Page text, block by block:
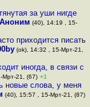
за уши нигде
Аноним (40), 14:19 , 15-
приходится писать
(ok), 14:32 , 15-Мрт-21,
иногда, в связи с
Мрт-21, (67) +1
новые слова, у меня
(40), 15:57 , 15-Мрт-21, (87)